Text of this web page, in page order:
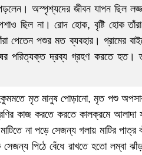
অস্পৃশ্যদের জীবন যাপন ছিল
পেশাও ছিল না। রোদ হোক, বৃষ্টি হোক
পেতেন পশুর মত ব্যবহার। গ্রামের
পরিত্যক্ত দ্রব্য গ্রহণ করতে হত।
মৃত মানুষ পোড়ানো, মৃত পশু
কাজ করতে করতে কালক্রমে আলাদা
না পড়ে সেজন্য গলায় মাটির
সেজন্য পিঠে বেঁধে রাখতে হতো লম্বা